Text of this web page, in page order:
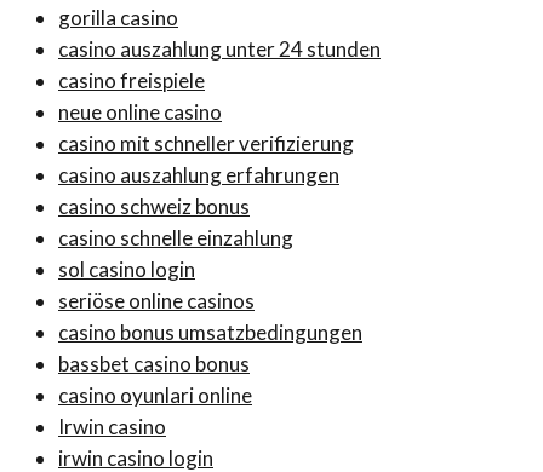
gorilla casino
casino auszahlung unter 24 stunden
casino freispiele
neue online casino
casino mit schneller verifizierung
casino auszahlung erfahrungen
casino schweiz bonus
casino schnelle einzahlung
sol casino login
seriöse online casinos
casino bonus umsatzbedingungen
bassbet casino bonus
casino oyunlari online
Irwin casino
irwin casino login